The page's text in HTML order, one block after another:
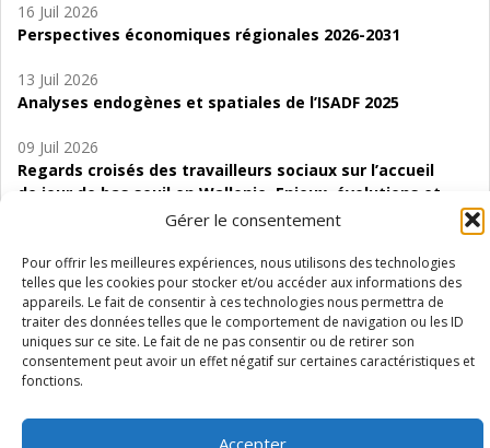
Gérer le consentement
Pour offrir les meilleures expériences, nous utilisons des technologies
telles que les cookies pour stocker et/ou accéder aux informations des
appareils. Le fait de consentir à ces technologies nous permettra de
traiter des données telles que le comportement de navigation ou les ID
uniques sur ce site. Le fait de ne pas consentir ou de retirer son
consentement peut avoir un effet négatif sur certaines caractéristiques et
fonctions.
Accepter
16 Juil 2026
Perspectives économiques régionales 2026-2031
13 Juil 2026
Analyses endogènes et spatiales de l’ISADF 2025
09 Juil 2026
Regards croisés des travailleurs sociaux sur l’accueil
de jour de bas seuil en Wallonie. Enjeux, évolutions et
06 Juil 2026
Étude d’évaluabilité des Structures
d’accompagnement à l’autocréation d’emploi (SAACE)
01 Juil 2026
Pénurie du personnel infirmier :quels indicateurs
Wallonie ?